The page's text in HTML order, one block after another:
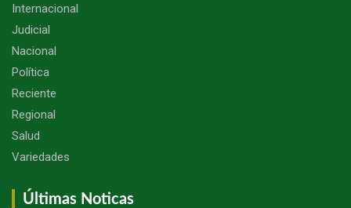
Internacional
Judicial
Nacional
Política
Reciente
Regional
Salud
Variedades
Últimas Noticas